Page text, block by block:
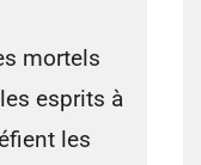
mortels
esprits à
les